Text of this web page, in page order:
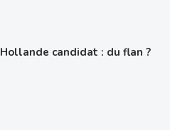
Hollande candidat : du flan ?